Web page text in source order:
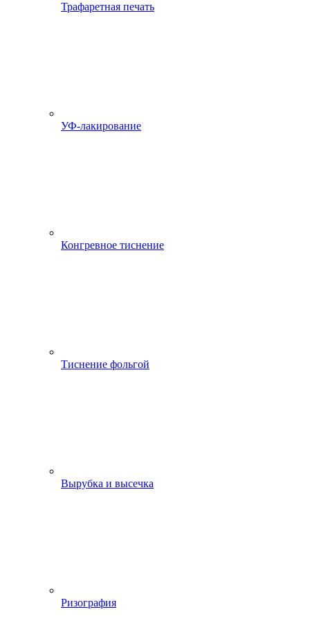
Трафаретная печать
УФ-лакирование
Конгревное тиснение
Тиснение фольгой
Вырубка и высечка
Ризография